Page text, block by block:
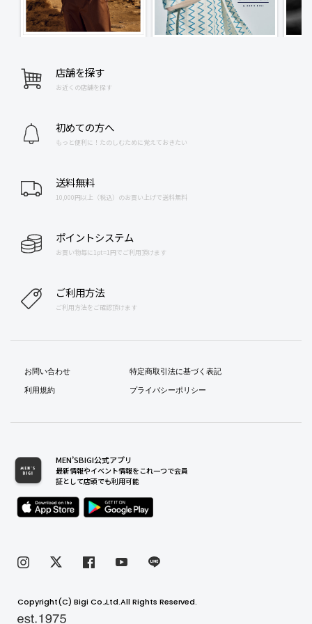
店舗を探す
お近くの店舗を探す
初めての方へ
もっと便利に！たのしむために覚えておきたい
送料無料
10,000円以上（税込）のお買い上げで送料無料
ポイントシステム
お買い物毎に1pt=1円でご利用頂けます
ご利用方法
ご利用方法をご確認頂けます
お問い合わせ
利用規約
特定商取引法に基づく表記
プライバシーポリシー
MEN’SBIGI公式アプリ
最新情報やイベント情報をこれ一つで会員
証として店頭でも利用可能
Copyright(C) Bigi Co.,Ltd.All Rights Reserved.